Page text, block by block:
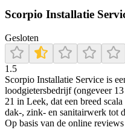
Scorpio Installatie
Gesloten
1.5
Scorpio Installatie Service is
loodgietersbedrijf (ongeveer
21 in Leek, dat een breed
dak‑, zink‑ en sanitairwerk tot
Op basis van de online